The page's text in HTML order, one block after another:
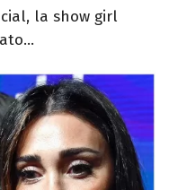
la show girl